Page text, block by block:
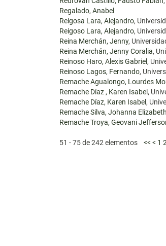
Regalado, Anabel
Reigosa Lara, Alejandro,
Reigoso Lara, Alejandro,
Reina Merchán, Jenny,
Reina Merchán, Jenny Coralia,
Reinoso Haro, Alexis Gabriel ,
Reinoso Lagos, Fernando,
Remache Agualongo, Lourdes
Remache Díaz , Karen Isabel ,
Remache Díaz, Karen Isabel ,
Remache Silva, Johanna Elizabeth
Remache Troya, Geovani
51 - 75 de 242 elementos << < 1 2